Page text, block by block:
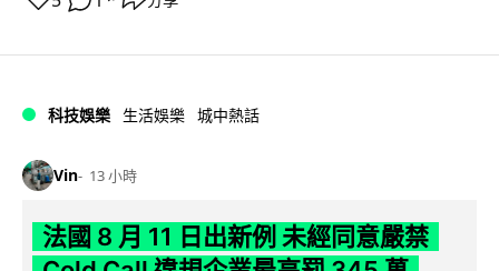
科技娛樂 生活娛樂 城中熱話
Vin 13 小時
法國 8 月 11 日出新例 未經同意嚴禁